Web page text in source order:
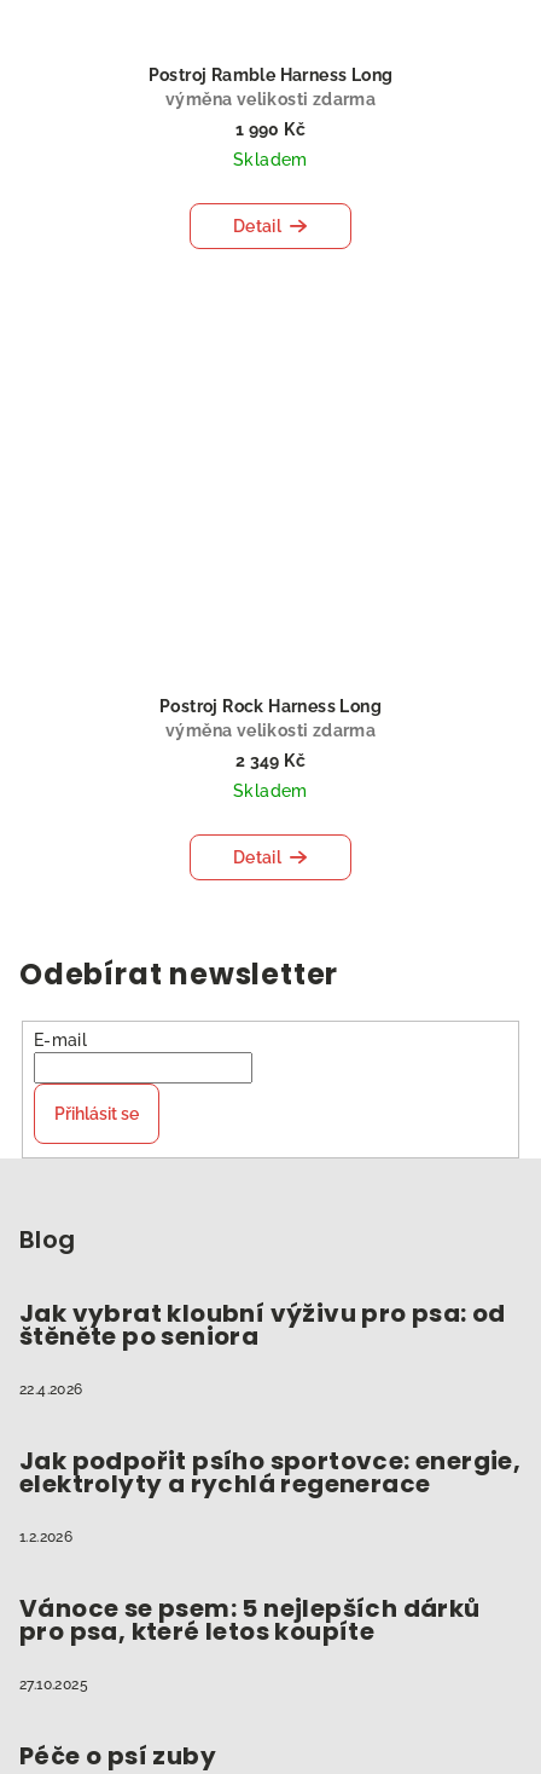
Postroj Ramble Harness Long
výměna velikosti zdarma
1 990 Kč
Skladem
Detail
Postroj Rock Harness Long
výměna velikosti zdarma
2 349 Kč
Skladem
Detail
Odebírat newsletter
E-mail
Přihlásit se
Blog
Jak vybrat kloubní výživu pro psa: od
štěněte po seniora
22.4.2026
Jak podpořit psího sportovce: energie,
elektrolyty a rychlá regenerace
1.2.2026
Vánoce se psem: 5 nejlepších dárků
pro psa, které letos koupíte
27.10.2025
Péče o psí zuby